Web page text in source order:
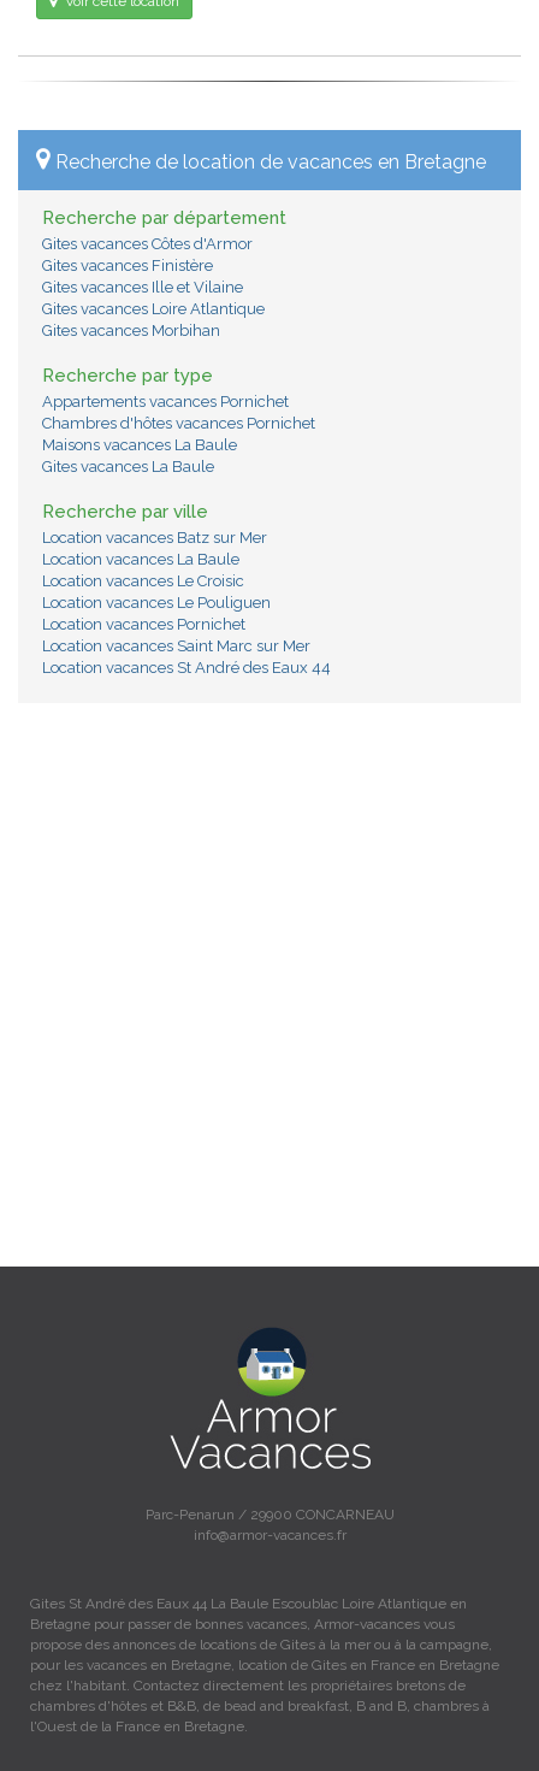
Recherche de location de vacances en Bretagne
Recherche par département
Gites vacances Côtes d'Armor
Gites vacances Finistère
Gites vacances Ille et Vilaine
Gites vacances Loire Atlantique
Gites vacances Morbihan
Recherche par type
Appartements vacances Pornichet
Chambres d'hôtes vacances Pornichet
Maisons vacances La Baule
Gites vacances La Baule
Recherche par ville
Location vacances Batz sur Mer
Location vacances La Baule
Location vacances Le Croisic
Location vacances Le Pouliguen
Location vacances Pornichet
Location vacances Saint Marc sur Mer
Location vacances St André des Eaux 44
Parc-Penarun / 29900 CONCARNEAU
info@armor-vacances.fr
Gites St André des Eaux 44 La Baule Escoublac Loire Atlantique en
Bretagne pour passer de bonnes vacances, Armor-vacances vous
propose des annonces de locations de Gites à la mer ou à la campagne,
pour les vacances en Bretagne, location de Gites en France en Bretagne
chez l'habitant. Contactez directement les propriétaires bretons de
chambres d'hôtes et B&B, de bead and breakfast, B and B, chambres à
l'Ouest de la France en Bretagne.